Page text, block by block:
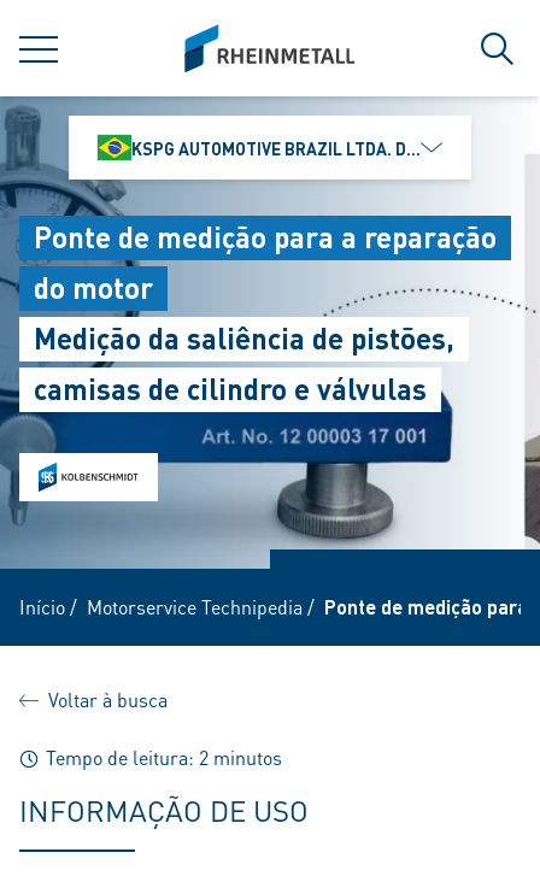
MENU
siteLogo
KSPG AUTOMOTIVE BRAZIL LTDA. DIVISÃO MS
Ponte de medição para a reparação
do motor
Medição da saliência de pistões,
camisas de cilindro e válvulas
Início/ Motorservice Technipedia / Ponte de medição para
Voltar à busca
Tempo de leitura: 2 minutos
INFORMAÇÃO DE USO